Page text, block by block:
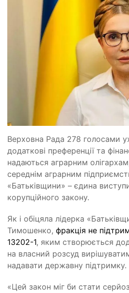
Верховна Рада 278 голосами
додаткові преференції та
надаються аграрним
середнім аграрним
«Батьківщини» – єдина
корупційного закону.
Як і обіцяла лідерка
Тимошенко, фракція не
13202-1, яким створюється
на власний розсуд
надавати державну підтримку.
«Цей закон міг би стати